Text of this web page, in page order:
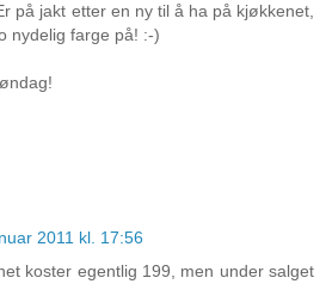
på jakt etter en ny til å ha på kjøkkenet,
nydelig farge på! :-)
2011 kl. 17:56
koster egentlig 199, men under salget